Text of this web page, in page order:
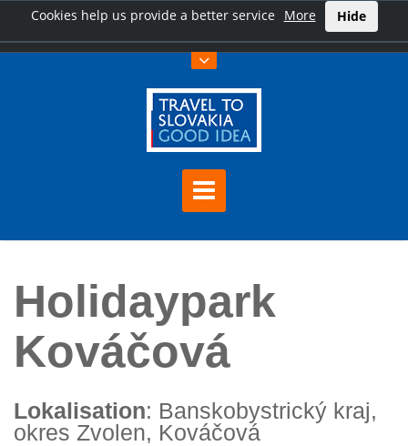
Cookies help us provide a better service More Hide
Holidaypark Kováčová
Holidaypark
Kováčová
Lokalisation: Banskobystrický kraj,
okres Zvolen, Kováčová